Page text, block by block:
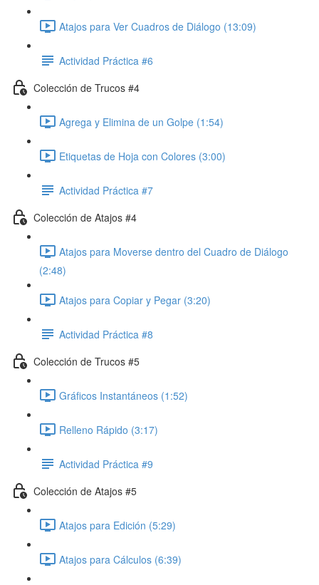
Atajos para Ver Cuadros de Diálogo (13:09)
Actividad Práctica #6
Colección de Trucos #4
Agrega y Elimina de un Golpe (1:54)
Etiquetas de Hoja con Colores (3:00)
Actividad Práctica #7
Colección de Atajos #4
Atajos para Moverse dentro del Cuadro de Diálogo
(2:48)
Atajos para Copiar y Pegar (3:20)
Actividad Práctica #8
Colección de Trucos #5
Gráficos Instantáneos (1:52)
Relleno Rápido (3:17)
Actividad Práctica #9
Colección de Atajos #5
Atajos para Edición (5:29)
Atajos para Cálculos (6:39)